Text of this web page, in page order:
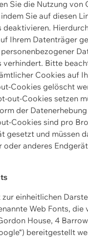
Sie die Nutzung von
Sie auf diesen
Ihrem Datenträger
Bitte
Cookies auf
Cookies gelöscht
out-Cookies setzen
der
Cookies sind pro
gesetzt und müssen
oder anderes
einheitlichen
Web Fonts, die
House, 4
bereitgestellt